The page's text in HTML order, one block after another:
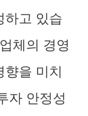
하고 있습
체의 경영
향을 미치
자 안정성